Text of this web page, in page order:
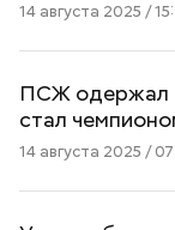
14 августа 2025 /
ПСЖ одержал
стал
14 августа 2025 /